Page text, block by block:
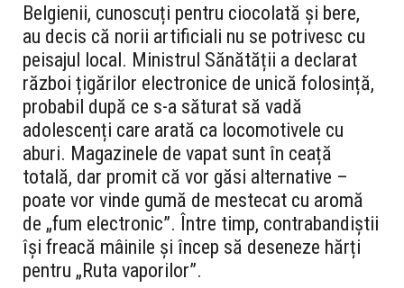
Belgienii, cunoscuți pentru ciocolată și bere,
au decis că norii artificiali nu se potrivesc cu
peisajul local. Ministrul Sănătății a declarat
război țigărilor electronice de unică folosință,
probabil după ce s-a săturat să vadă
adolescenți care arată ca locomotivele cu
aburi. Magazinele de vapat sunt în ceață
totală, dar promit că vor găsi alternative –
poate vor vinde gumă de mestecat cu aromă
de „fum electronic”. Între timp, contrabandiștii
își freacă mâinile și încep să deseneze hărți
pentru „Ruta vaporilor”.